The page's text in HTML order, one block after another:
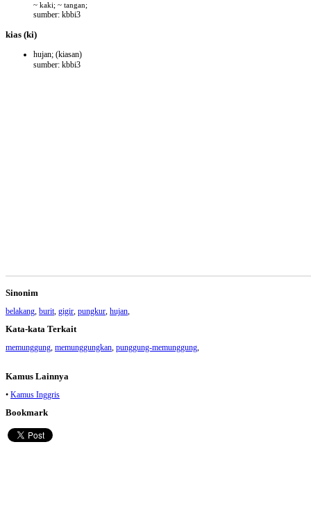
~ kaki; ~ tangan;
sumber: kbbi3
kias (ki)
hujan; (kiasan)
sumber: kbbi3
Sinonim
belakang burit gigir pungkur hujan
Kata-kata Terkait
memunggung, memunggungkan, punggung-memunggung,
Kamus Lainnya
• Kamus Inggris
Bookmark